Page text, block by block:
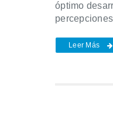
óptimo
Leer Más